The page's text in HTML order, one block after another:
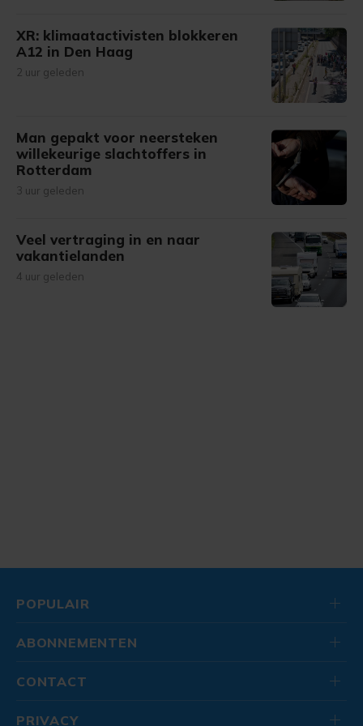
XR: klimaatactivisten blokkeren
A12 in Den Haag
2 uur geleden
Man gepakt voor neersteken
willekeurige slachtoffers in
Rotterdam
3 uur geleden
Veel vertraging in en naar
vakantielanden
4 uur geleden
POPULAIR
ABONNEMENTEN
CONTACT
PRIVACY